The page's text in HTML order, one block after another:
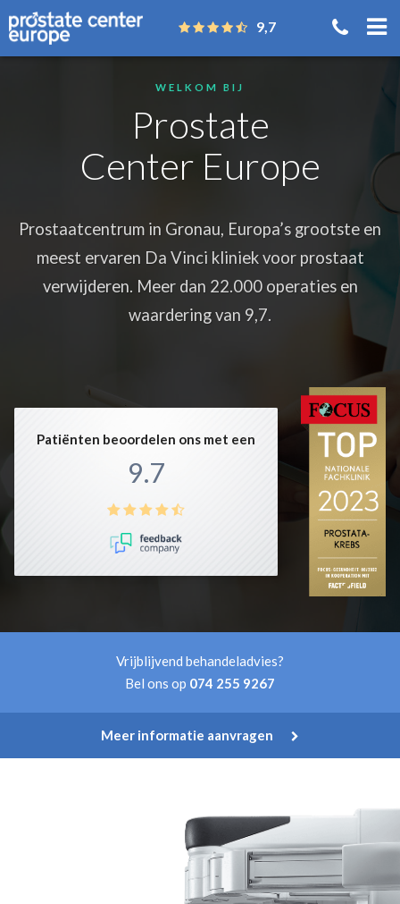
9,7
WELKOM BIJ
Prostate
Center Europe
Prostaatcentrum in Gronau, Europa’s grootste en
meest ervaren Da Vinci kliniek voor prostaat
verwijderen. Meer dan 22.000 operaties en
waardering van 9,7.
Patiënten beoordelen ons met een
9.7
Vrijblijvend behandeladvies?
Bel ons op 074 255 9267
Meer informatie aanvragen